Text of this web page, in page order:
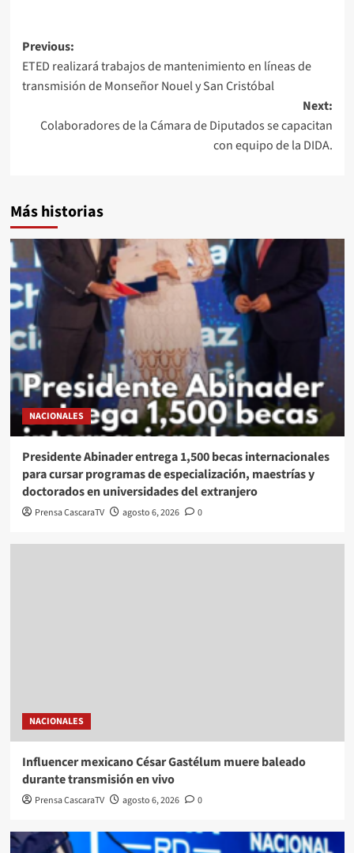
Previous:
ETED realizará trabajos de mantenimiento en líneas de
transmisión de Monseñor Nouel y San Cristóbal
Next:
Colaboradores de la Cámara de Diputados se capacitan
con equipo de la DIDA.
Más historias
NACIONALES
Presidente Abinader entrega 1,500 becas internacionales
para cursar programas de especialización, maestrías y
doctorados en universidades del extranjero
Prensa CascaraTV agosto 6, 2026 0
NACIONALES
Influencer mexicano César Gastélum muere baleado
durante transmisión en vivo
Prensa CascaraTV agosto 6, 2026 0